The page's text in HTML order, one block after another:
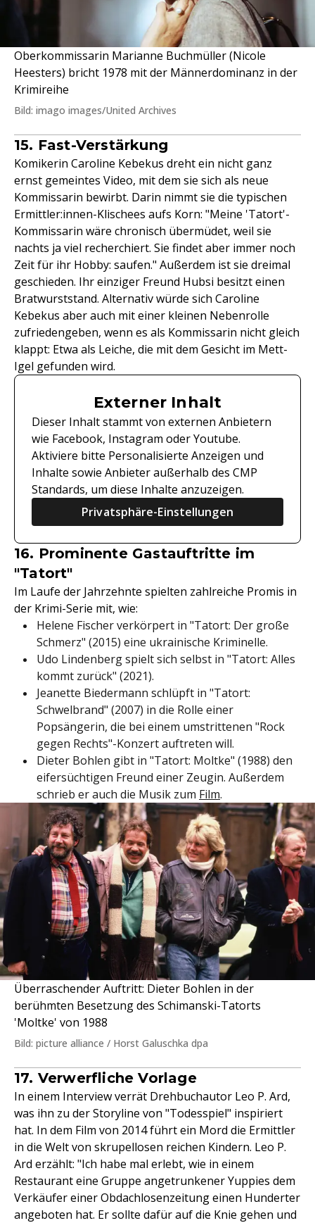
Oberkommissarin Marianne Buchmüller (Nicole
Heesters) bricht 1978 mit der Männerdominanz in der
Krimireihe
Bild: imago images/United Archives
15. Fast-Verstärkung
Komikerin Caroline Kebekus dreht ein nicht ganz
ernst gemeintes Video, mit dem sie sich als neue
Kommissarin bewirbt. Darin nimmt sie die typischen
Ermittler:innen-Klischees aufs Korn: "Meine 'Tatort'-
Kommissarin wäre chronisch übermüdet, weil sie
nachts ja viel recherchiert. Sie findet aber immer noch
Zeit für ihr Hobby: saufen." Außerdem ist sie dreimal
geschieden. Ihr einziger Freund Hubsi besitzt einen
Bratwurststand. Alternativ würde sich Caroline
Kebekus aber auch mit einer kleinen Nebenrolle
zufriedengeben, wenn es als Kommissarin nicht gleich
klappt: Etwa als Leiche, die mit dem Gesicht im Mett-
Igel gefunden wird.
Externer Inhalt
Dieser Inhalt stammt von externen Anbietern
wie Facebook, Instagram oder Youtube.
Aktiviere bitte Personalisierte Anzeigen und
Inhalte sowie Anbieter außerhalb des CMP
Standards, um diese Inhalte anzuzeigen.
Privatsphäre-Einstellungen
16. Prominente Gastauftritte im
"Tatort"
Im Laufe der Jahrzehnte spielten zahlreiche Promis in
der Krimi-Serie mit, wie:
Helene Fischer verkörpert in "Tatort: Der große
Schmerz" (2015) eine ukrainische Kriminelle.
Udo Lindenberg spielt sich selbst in "Tatort: Alles
kommt zurück" (2021).
Jeanette Biedermann schlüpft in "Tatort:
Schwelbrand" (2007) in die Rolle einer
Popsängerin, die bei einem umstrittenen "Rock
gegen Rechts"-Konzert auftreten will.
Dieter Bohlen gibt in "Tatort: Moltke" (1988) den
eifersüchtigen Freund einer Zeugin. Außerdem
schrieb er auch die Musik zum Film.
Überraschender Auftritt: Dieter Bohlen in der
berühmten Besetzung des Schimanski-Tatorts
'Moltke' von 1988
Bild: picture alliance / Horst Galuschka dpa
17. Verwerfliche Vorlage
In einem Interview verrät Drehbuchautor Leo P. Ard,
was ihn zu der Storyline von "Todesspiel" inspiriert
hat. In dem Film von 2014 führt ein Mord die Ermittler
in die Welt von skrupellosen reichen Kindern. Leo P.
Ard erzählt: "Ich habe mal erlebt, wie in einem
Restaurant eine Gruppe angetrunkener Yuppies dem
Verkäufer einer Obdachlosenzeitung einen Hunderter
angeboten hat. Er sollte dafür auf die Knie gehen und